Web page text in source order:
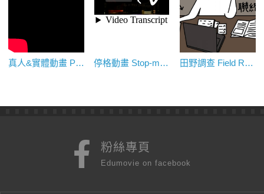
真人&實體動畫 Pixilation&Object Animation 停格動畫 Stop-motion Animation 田野調查 Field Research
粉絲專頁
Edumovie on facebook